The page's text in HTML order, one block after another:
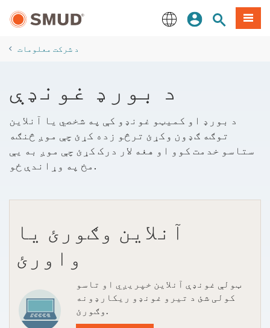
منځپانګې
لاړ
ننوزئ
سایټ لټون
مینو
د شرکت معلومات
د بورډ غونډې
د بورډ او کمیټو غونډو کې په شخصي یا آنلاین
توګه ګډون وکړئ ترڅو زده کړئ چې موږ څنګه
ستاسو خدمت کوو او هغه لار درک کړئ چې موږ به یې
مخ په وړاندې ځو.
آنلاین وګورئ یا
واورئ
ټولې غونډې آنلاین خپریږي او تاسو
کولی شئ د تیرو غونډو ریکارډونه
وګورئ.